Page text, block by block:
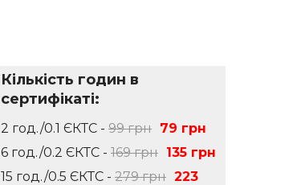
Кількість годин в
сертифікаті:
2 год./0.1 ЄКТС - 99 грн 79 грн
6 год./0.2 ЄКТС - 169 грн 135 грн
15 год./0.5 ЄКТС - 279 грн 223